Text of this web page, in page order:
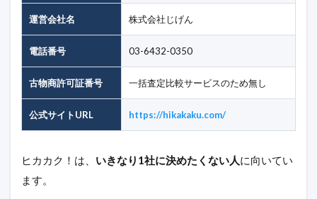
運営会社名 株式会社じげん
電話番号 03-6432-0350
古物商許可証番号 一括査定比較サービスのため無し
公式サイトURL https://hikakaku.com/
ヒカカク！は、 いきなり1社に決めたくない人に向いてい
ます。